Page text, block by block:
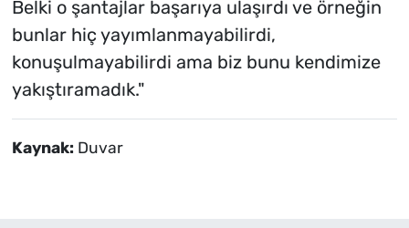
Belki o şantajlar başarıya ulaşırdı ve örneğin
bunlar hiç yayımlanmayabilirdi,
konuşulmayabilirdi ama biz bunu kendimize
yakıştıramadık."
Kaynak: Duvar